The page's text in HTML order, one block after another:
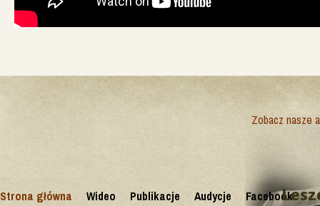
Strona główna Wideo Publikacje Audycje Facebook
Zobacz nasze